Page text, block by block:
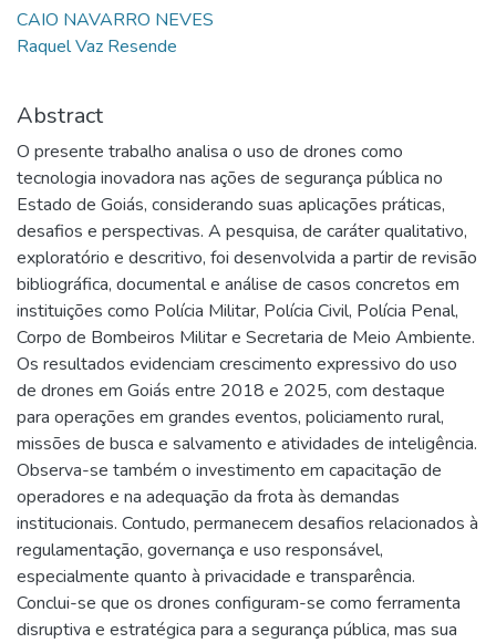
CAIO NAVARRO NEVES
Raquel Vaz Resende
Abstract
O presente trabalho analisa o uso de drones como
tecnologia inovadora nas ações de segurança pública no
Estado de Goiás, considerando suas aplicações práticas,
desafios e perspectivas. A pesquisa, de caráter qualitativo,
exploratório e descritivo, foi desenvolvida a partir de revisão
bibliográfica, documental e análise de casos concretos em
instituições como Polícia Militar, Polícia Civil, Polícia Penal,
Corpo de Bombeiros Militar e Secretaria de Meio Ambiente.
Os resultados evidenciam crescimento expressivo do uso
de drones em Goiás entre 2018 e 2025, com destaque
para operações em grandes eventos, policiamento rural,
missões de busca e salvamento e atividades de inteligência.
Observa-se também o investimento em capacitação de
operadores e na adequação da frota às demandas
institucionais. Contudo, permanecem desafios relacionados à
regulamentação, governança e uso responsável,
especialmente quanto à privacidade e transparência.
Conclui-se que os drones configuram-se como ferramenta
disruptiva e estratégica para a segurança pública, mas sua